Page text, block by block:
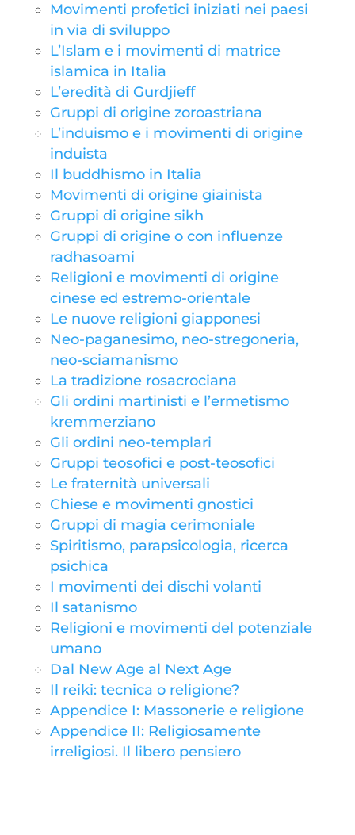
Movimenti profetici iniziati nei paesi
in via di sviluppo
L’Islam e i movimenti di matrice
islamica in Italia
L’eredità di Gurdjieff
Gruppi di origine zoroastriana
L’induismo e i movimenti di origine
induista
Il buddhismo in Italia
Movimenti di origine giainista
Gruppi di origine sikh
Gruppi di origine o con influenze
radhasoami
Religioni e movimenti di origine
cinese ed estremo-orientale
Le nuove religioni giapponesi
Neo-paganesimo, neo-stregoneria,
neo-sciamanismo
La tradizione rosacrociana
Gli ordini martinisti e l’ermetismo
kremmerziano
Gli ordini neo-templari
Gruppi teosofici e post-teosofici
Le fraternità universali
Chiese e movimenti gnostici
Gruppi di magia cerimoniale
Spiritismo, parapsicologia, ricerca
psichica
I movimenti dei dischi volanti
Il satanismo
Religioni e movimenti del potenziale
umano
Dal New Age al Next Age
Il reiki: tecnica o religione?
Appendice I: Massonerie e religione
Appendice II: Religiosamente
irreligiosi. Il libero pensiero